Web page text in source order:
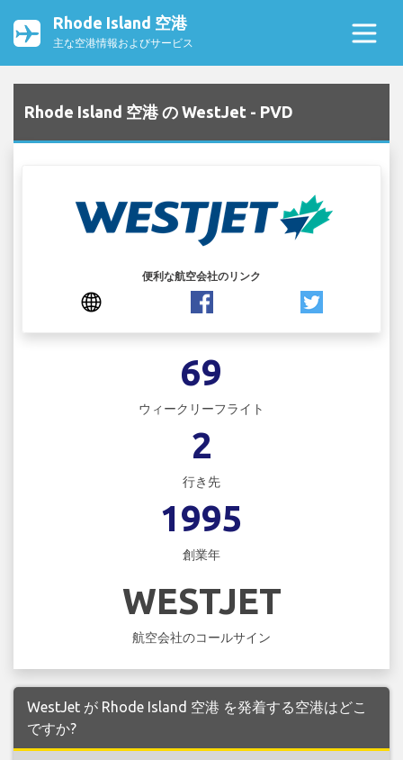
Rhode Island 空港
主な空港情報およびサービス
Rhode Island 空港 の WestJet - PVD
便利な航空会社のリンク
69
ウィークリーフライト
2
行き先
1995
創業年
WESTJET
航空会社のコールサイン
WestJet が Rhode Island 空港 を発着する空港はどこ
ですか?